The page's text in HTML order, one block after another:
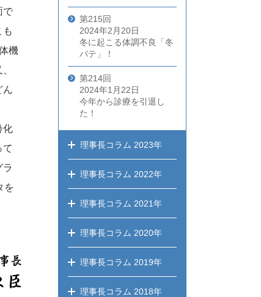
で
も
機
ん
化
て
ラ
を
第215回
2024年2月20日
冬に起こる体調不良「冬
バテ」！
第214回
2024年1月22日
今年から診療を引退し
た！
理事長コラム 2023年
理事長コラム 2022年
理事長コラム 2021年
理事長コラム 2020年
理事長コラム 2019年
理事長コラム 2018年